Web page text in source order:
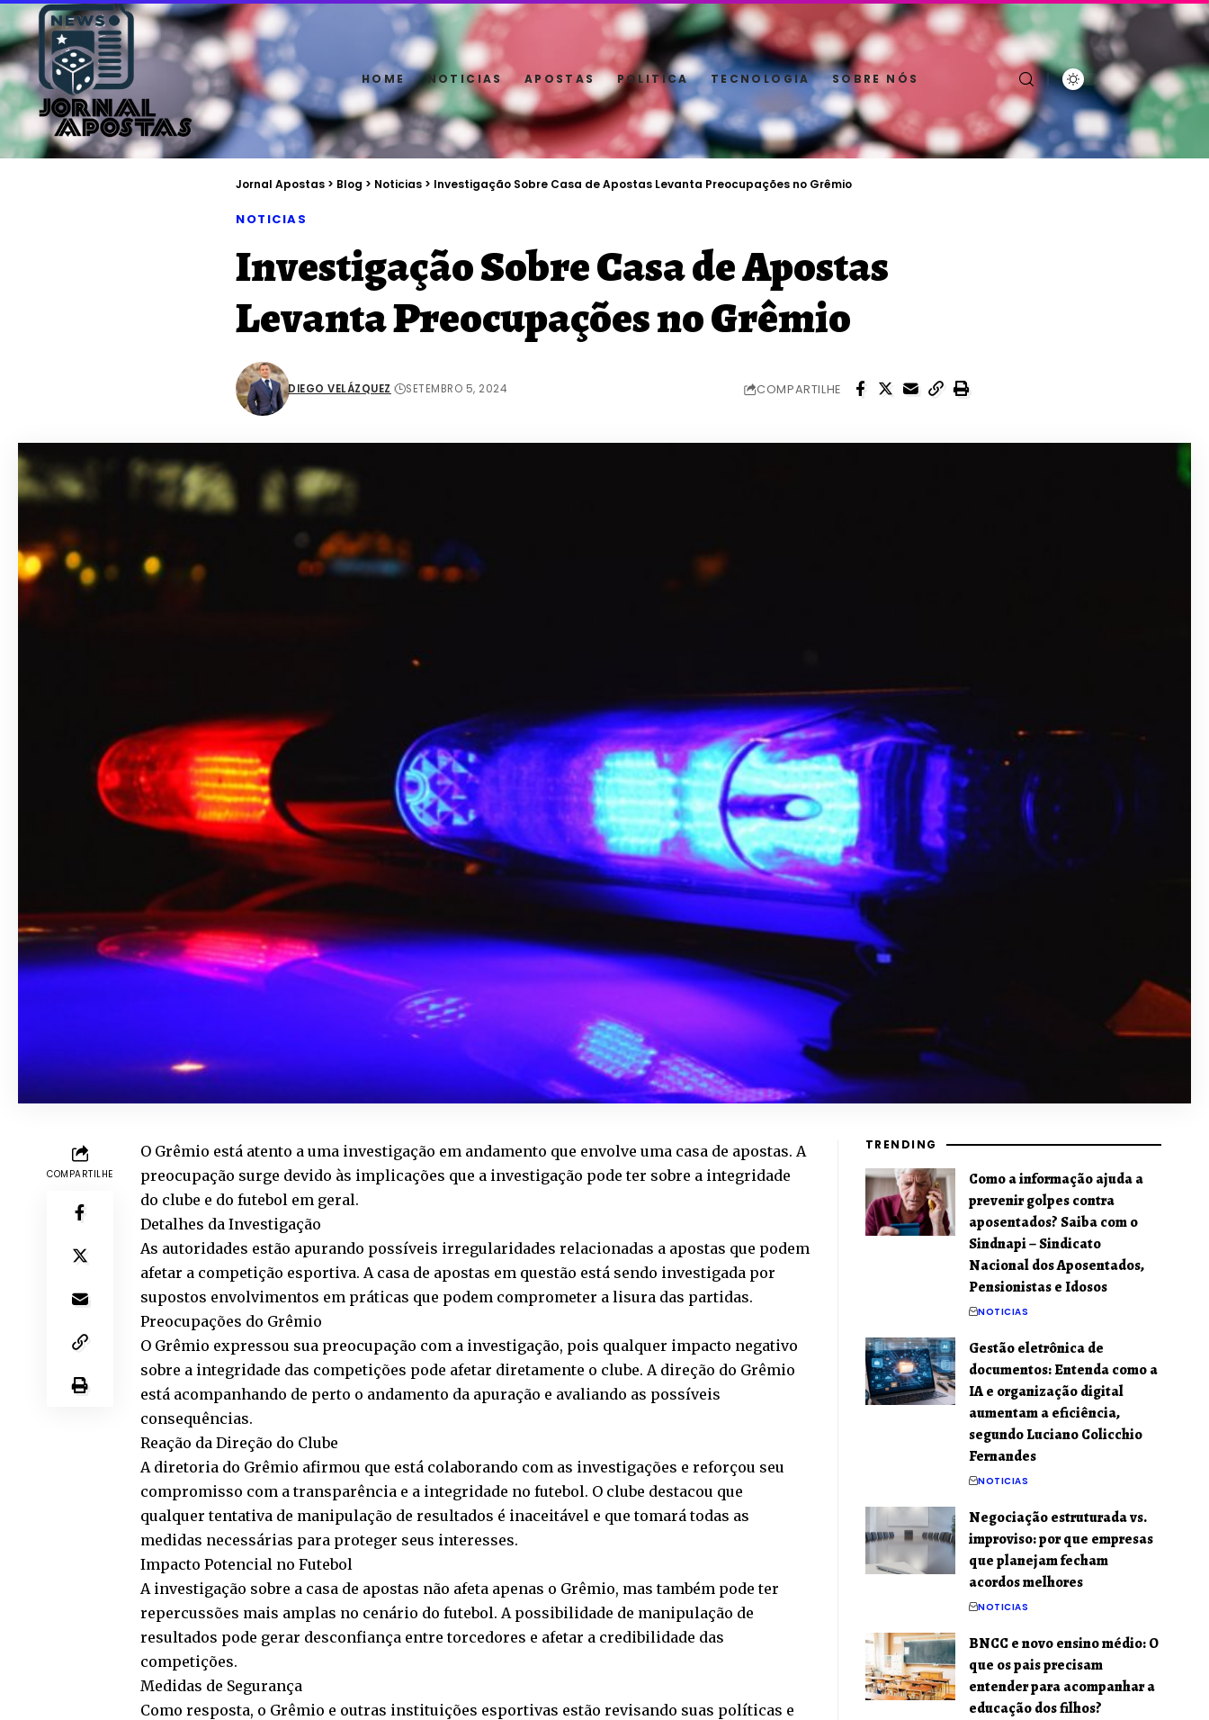
HOME NOTICIAS APOSTAS POLITICA TECNOLOGIA SOBRE NÓS
Jornal Apostas > Blog > Noticias > Investigação Sobre Casa de Apostas Levanta Preocupações no Grêmio
NOTICIAS
Investigação Sobre Casa de Apostas
Levanta Preocupações no Grêmio
DIEGO VELÁZQUEZ SETEMBRO 5, 2024 COMPARTILHE
COMPARTILHE
O Grêmio está atento a uma investigação em andamento que envolve uma casa de apostas. A
preocupação surge devido às implicações que a investigação pode ter sobre a integridade
do clube e do futebol em geral.
Detalhes da Investigação
As autoridades estão apurando possíveis irregularidades relacionadas a apostas que podem
afetar a competição esportiva. A casa de apostas em questão está sendo investigada por
supostos envolvimentos em práticas que podem comprometer a lisura das partidas.
Preocupações do Grêmio
O Grêmio expressou sua preocupação com a investigação, pois qualquer impacto negativo
sobre a integridade das competições pode afetar diretamente o clube. A direção do Grêmio
está acompanhando de perto o andamento da apuração e avaliando as possíveis
consequências.
Reação da Direção do Clube
A diretoria do Grêmio afirmou que está colaborando com as investigações e reforçou seu
compromisso com a transparência e a integridade no futebol. O clube destacou que
qualquer tentativa de manipulação de resultados é inaceitável e que tomará todas as
medidas necessárias para proteger seus interesses.
Impacto Potencial no Futebol
A investigação sobre a casa de apostas não afeta apenas o Grêmio, mas também pode ter
repercussões mais amplas no cenário do futebol. A possibilidade de manipulação de
resultados pode gerar desconfiança entre torcedores e afetar a credibilidade das
competições.
Medidas de Segurança
Como resposta, o Grêmio e outras instituições esportivas estão revisando suas políticas e
TRENDING
Como a informação ajuda a
prevenir golpes contra
aposentados? Saiba com o
Sindnapi – Sindicato
Nacional dos Aposentados,
Pensionistas e Idosos
NOTICIAS
Gestão eletrônica de
documentos: Entenda como a
IA e organização digital
aumentam a eficiência,
segundo Luciano Colicchio
Fernandes
NOTICIAS
Negociação estruturada vs.
improviso: por que empresas
que planejam fecham
acordos melhores
NOTICIAS
BNCC e novo ensino médio: O
que os pais precisam
entender para acompanhar a
educação dos filhos?